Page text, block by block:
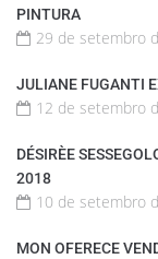
PINTURA
29 de setembro
JULIANE FUGANTI
12 de setembro
DÉSIRÈE
2018
10 de setembro
MON OFERECE